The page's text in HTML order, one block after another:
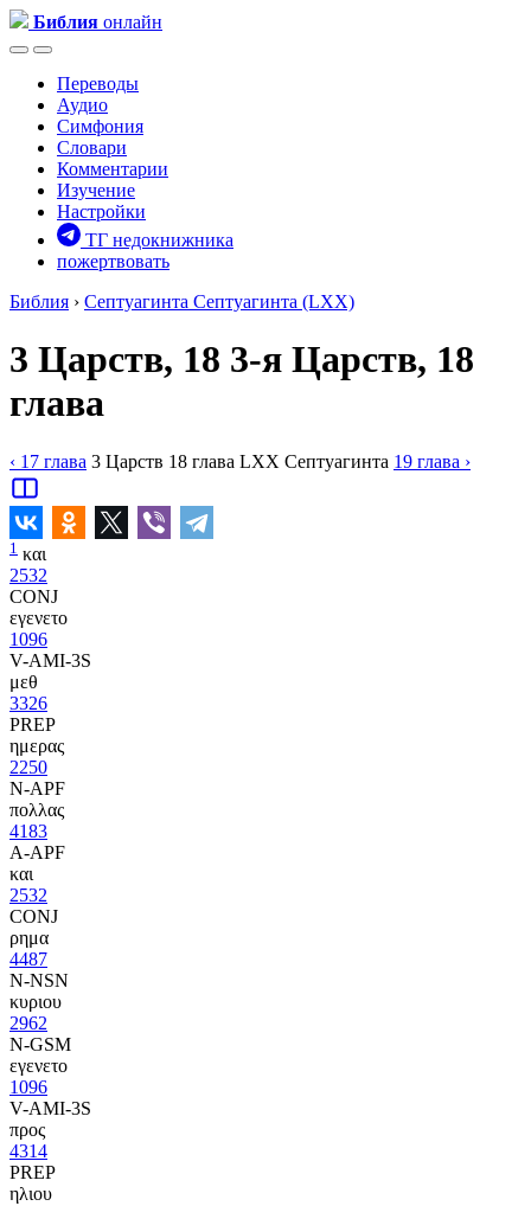
Библия онлайн
Переводы
Аудио
Симфония
Словари
Комментарии
Изучение
Настройки
ТГ недокнижника
пожертвовать
Библия › Септуагинта Септуагинта (LXX)
3 Царств, 18 3-я Царств, 18
глава
‹ 17 глава 3 Царств 18 глава LXX Септуагинта 19 глава ›
1 και
2532
CONJ
εγενετο
1096
V-AMI-3S
μεθ
3326
PREP
ημερας
2250
N-APF
πολλας
4183
A-APF
και
2532
CONJ
ρημα
4487
N-NSN
κυριου
2962
N-GSM
εγενετο
1096
V-AMI-3S
προς
4314
PREP
ηλιου